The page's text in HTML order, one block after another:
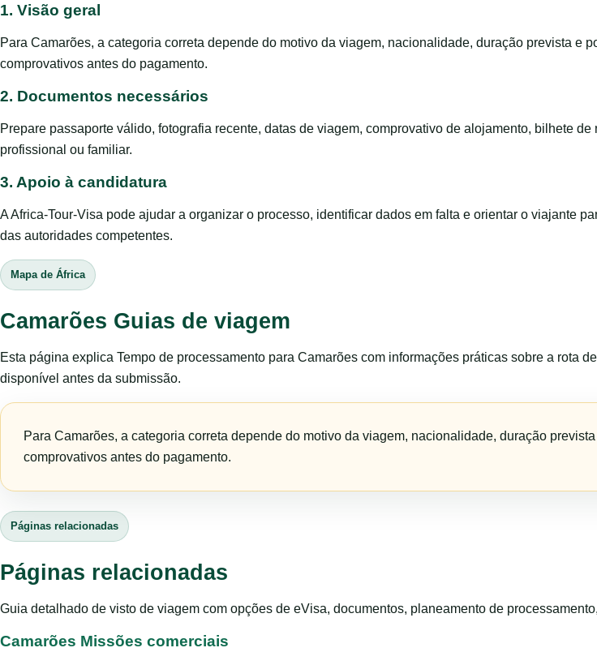
1. Visão geral
Para Camarões, a categoria correta depende do motivo da viagem, nacionalidade, duração prevista e
comprovativos antes do pagamento.
2. Documentos necessários
Prepare passaporte válido, fotografia recente, datas de viagem, comprovativo de alojamento, bilhete
profissional ou familiar.
3. Apoio à candidatura
A Africa-Tour-Visa pode ajudar a organizar o processo, identificar dados em falta e orientar o viajante
das autoridades competentes.
Mapa de África
Camarões Guias de viagem
Esta página explica Tempo de processamento para Camarões com informações práticas sobre a rota
disponível antes da submissão.
Para Camarões, a categoria correta depende do motivo da viagem, nacionalidade, duração
comprovativos antes do pagamento.
Páginas relacionadas
Páginas relacionadas
Guia detalhado de visto de viagem com opções de eVisa, documentos, planeamento de
Camarões Missões comerciais